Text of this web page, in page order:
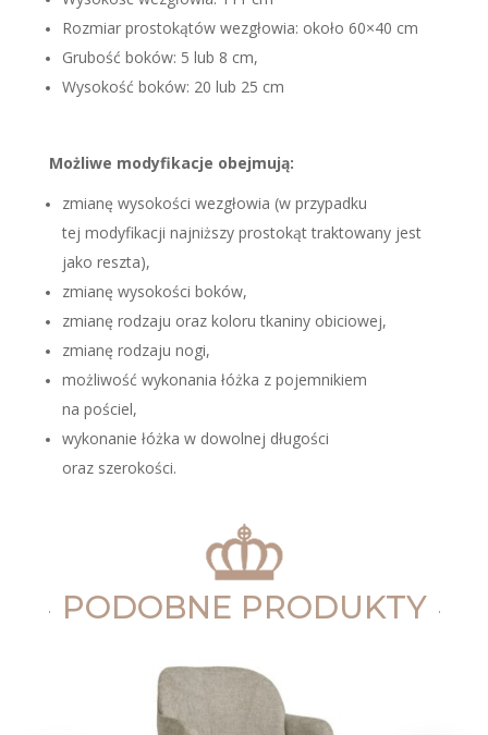
Rozmiar prostokątów wezgłowia: około 60×40 cm
Grubość boków: 5 lub 8 cm,
Wysokość boków: 20 lub 25 cm
Możliwe modyfikacje obejmują:
zmianę wysokości wezgłowia (w przypadku
tej modyfikacji najniższy prostokąt traktowany jest
jako reszta),
zmianę wysokości boków,
zmianę rodzaju oraz koloru tkaniny obiciowej,
zmianę rodzaju nogi,
możliwość wykonania łóżka z pojemnikiem
na pościel,
wykonanie łóżka w dowolnej długości
oraz szerokości.
PODOBNE PRODUKTY